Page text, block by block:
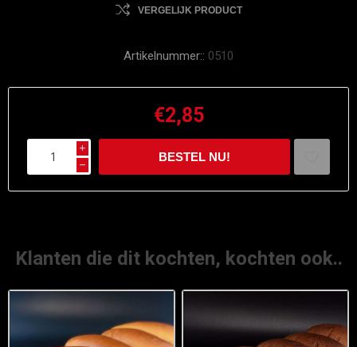
VERGELIJK PRODUCT
Artikelnummer:: 0510
€2,85
i
h
Klanten die dit kochten, kochten ook..